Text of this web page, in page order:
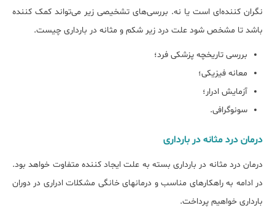
نگران کننده‌ای است یا نه. بررسی‌های تشخیصی زیر می‌تواند کمک کننده
باشد تا مشخص شود علت درد زیر ﺷﮑﻢ و مثانه در ﺑﺎرداری چیست.
بررسی تاریخچه پزشکی فرد؛
معانه فیزیکی؛
آزمایش ادرار؛
سونوگرافی.
درمان درد مثانه در بارداری
درمان درد مثانه در بارداری بسته به علت ایجاد کننده متفاوت خواهد بود.
در ادامه به راهکارهای مناسب و درمان‎های خانگی مشکلات ادراری در دوران
بارداری خواهیم پرداخت.